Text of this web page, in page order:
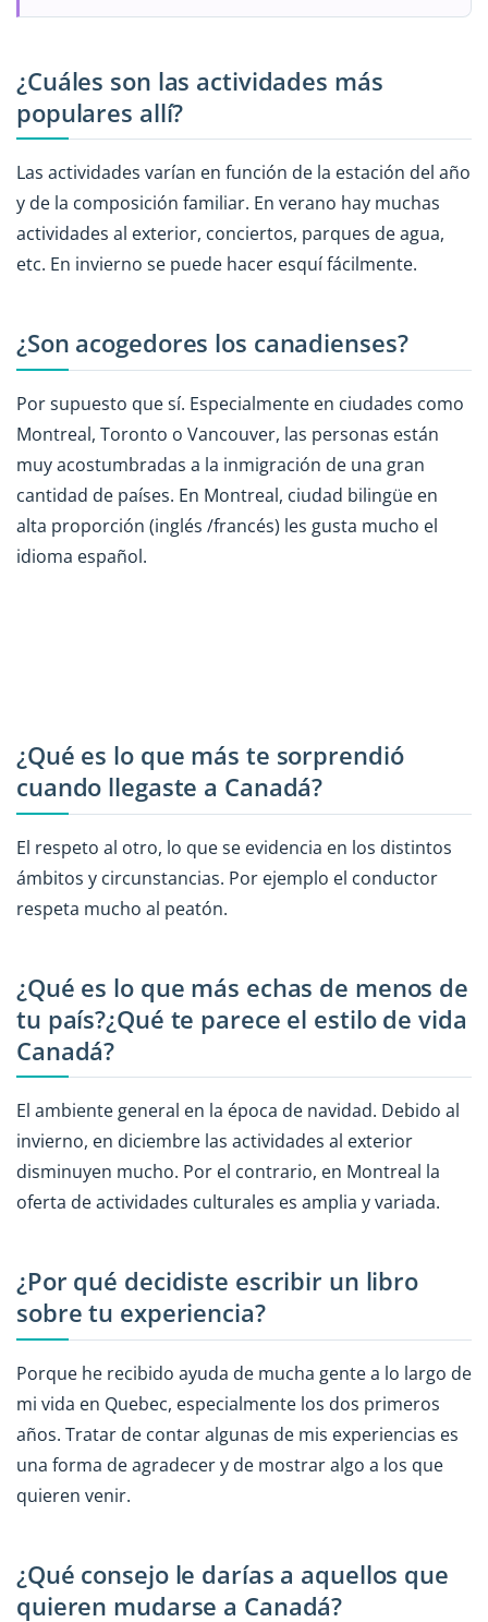
¿Cuáles son las actividades más
populares allí?
Las actividades varían en función de la estación del año
y de la composición familiar. En verano hay muchas
actividades al exterior, conciertos, parques de agua,
etc. En invierno se puede hacer esquí fácilmente.
¿Son acogedores los canadienses?
Por supuesto que sí. Especialmente en ciudades como
Montreal, Toronto o Vancouver, las personas están
muy acostumbradas a la inmigración de una gran
cantidad de países. En Montreal, ciudad bilingüe en
alta proporción (inglés /francés) les gusta mucho el
idioma español.
¿Qué es lo que más te sorprendió
cuando llegaste a Canadá?
El respeto al otro, lo que se evidencia en los distintos
ámbitos y circunstancias. Por ejemplo el conductor
respeta mucho al peatón.
¿Qué es lo que más echas de menos de
tu país?¿Qué te parece el estilo de vida
Canadá?
El ambiente general en la época de navidad. Debido al
invierno, en diciembre las actividades al exterior
disminuyen mucho. Por el contrario, en Montreal la
oferta de actividades culturales es amplia y variada.
¿Por qué decidiste escribir un libro
sobre tu experiencia?
Porque he recibido ayuda de mucha gente a lo largo de
mi vida en Quebec, especialmente los dos primeros
años. Tratar de contar algunas de mis experiencias es
una forma de agradecer y de mostrar algo a los que
quieren venir.
¿Qué consejo le darías a aquellos que
quieren mudarse a Canadá?